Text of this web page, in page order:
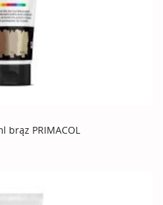
brąz PRIMACOL